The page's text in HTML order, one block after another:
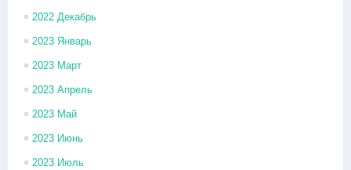
2022 Декабрь
2023 Январь
2023 Март
2023 Апрель
2023 Май
2023 Июнь
2023 Июль